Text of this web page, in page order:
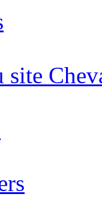
site